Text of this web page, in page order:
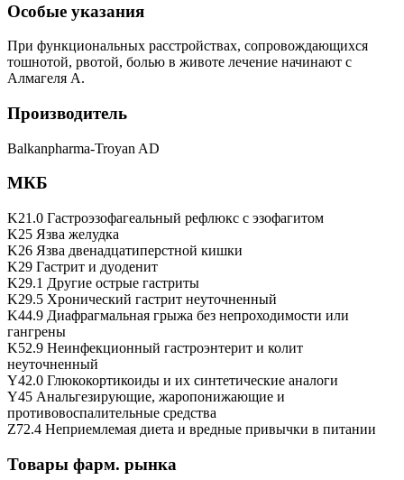
Особые указания
При функциональных расстройствах, сопровождающихся
тошнотой, рвотой, болью в животе лечение начинают с
Алмагеля А.
Производитель
Balkanpharma-Troyan AD
МКБ
K21.0 Гастроэзофагеальный рефлюкс с эзофагитом
K25 Язва желудка
K26 Язва двенадцатиперстной кишки
K29 Гастрит и дуоденит
K29.1 Другие острые гастриты
K29.5 Хронический гастрит неуточненный
K44.9 Диафрагмальная грыжа без непроходимости или
гангрены
K52.9 Неинфекционный гастроэнтерит и колит
неуточненный
Y42.0 Глюкокортикоиды и их синтетические аналоги
Y45 Анальгезирующие, жаропонижающие и
противовоспалительные средства
Z72.4 Неприемлемая диета и вредные привычки в питании
Товары фарм. рынка